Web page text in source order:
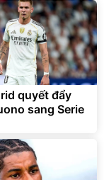
quyết đẩy
sang Serie